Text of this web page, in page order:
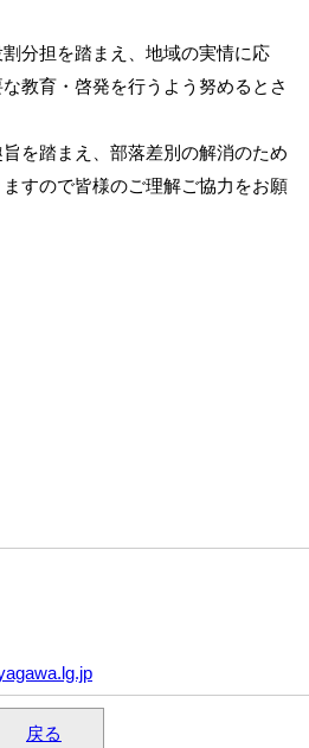
分担を踏まえ、地域の実情に応
教育・啓発を行うよう努めるとさ
を踏まえ、部落差別の解消のため
すので皆様のご理解ご協力をお願
戻る